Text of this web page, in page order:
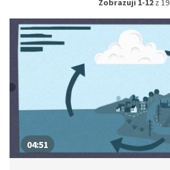
Zobrazuji 1-12z 19
04:51